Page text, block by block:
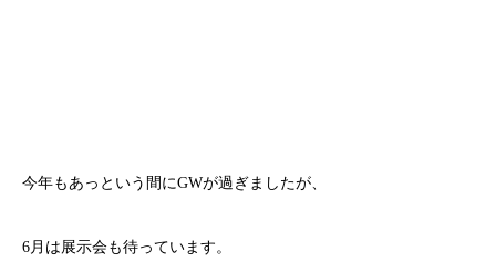
今年もあっという間にGWが過ぎましたが、
6月は展示会も待っています。